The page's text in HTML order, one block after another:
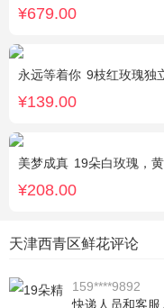
¥679.00
永远等着你 9枝红玫瑰独立包装，黄英丰
¥139.00
美梦成真 19朵白玫瑰，黄莺绿叶边围
¥208.00
天津西青区鲜花评论
159****9892
快递人员和客服